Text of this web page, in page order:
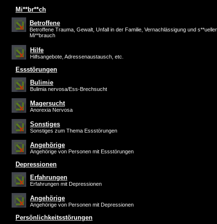
Mi**br**ch
Betroffene
Betroffene Trauma, Gewalt, Unfall in der Familie, Vernachlässigung und s**ueller
Mi**brauch
Hilfe
Hilfsangebote, Adressenaustausch, etc.
Essstörungen
Bulimie
Bulimia nervosa/Ess-Brechsucht
Magersucht
Anorexia Nervosa
Sonstiges
Sonstiges zum Thema Essstörungen
Angehörige
Angehörige von Personen mit Essstörungen
Depressionen
Erfahrungen
Erfahrungen mit Depressionen
Angehörige
Angehörige von Personen mit Depressionen
Persönlichkeitsstörungen